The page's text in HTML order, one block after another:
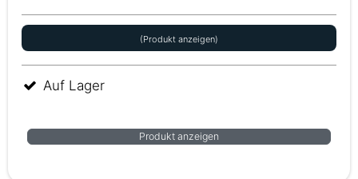
(Produkt anzeigen)
Auf Lager
Produkt anzeigen